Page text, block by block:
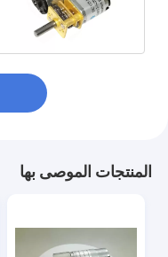
المنتجات الموصى بها